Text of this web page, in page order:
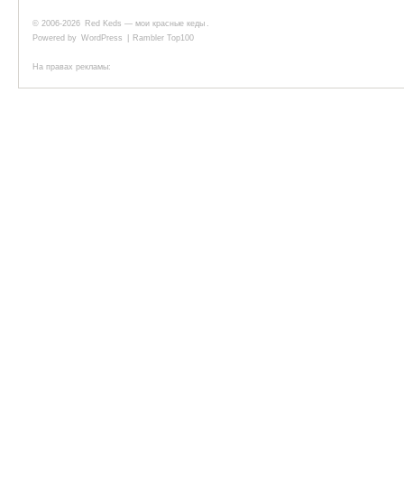
© 2006-2026 Red Keds — мои красные кеды .
Powered by WordPress Rambler Top100
На правах рекламы: